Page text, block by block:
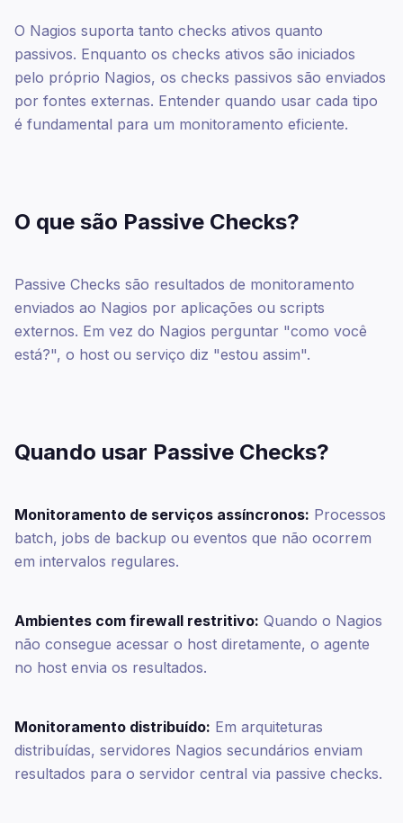
O Nagios suporta tanto checks ativos quanto
passivos. Enquanto os checks ativos são iniciados
pelo próprio Nagios, os checks passivos são enviados
por fontes externas. Entender quando usar cada tipo
é fundamental para um monitoramento eficiente.
O que são Passive Checks?
Passive Checks são resultados de monitoramento
enviados ao Nagios por aplicações ou scripts
externos. Em vez do Nagios perguntar "como você
está?", o host ou serviço diz "estou assim".
Quando usar Passive Checks?
Monitoramento de serviços assíncronos: Processos
batch, jobs de backup ou eventos que não ocorrem
em intervalos regulares.
Ambientes com firewall restritivo: Quando o Nagios
não consegue acessar o host diretamente, o agente
no host envia os resultados.
Monitoramento distribuído: Em arquiteturas
distribuídas, servidores Nagios secundários enviam
resultados para o servidor central via passive checks.